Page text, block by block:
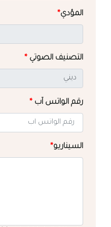
المؤدي*
التصنيف الصوتي *
رقم الواتس آب *
السيناريو*